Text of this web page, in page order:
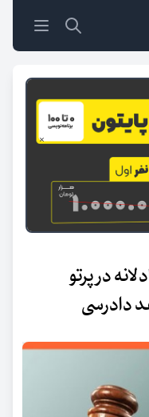
در پرتو
دادرسی